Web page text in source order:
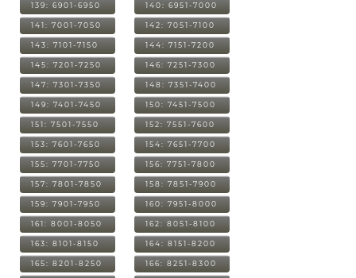
139: 6901-6950 140: 6951-7000
141: 7001-7050 142: 7051-7100
143: 7101-7150 144: 7151-7200
145: 7201-7250 146: 7251-7300
147: 7301-7350 148: 7351-7400
149: 7401-7450 150: 7451-7500
151: 7501-7550 152: 7551-7600
153: 7601-7650 154: 7651-7700
155: 7701-7750 156: 7751-7800
157: 7801-7850 158: 7851-7900
159: 7901-7950 160: 7951-8000
161: 8001-8050 162: 8051-8100
163: 8101-8150 164: 8151-8200
165: 8201-8250 166: 8251-8300